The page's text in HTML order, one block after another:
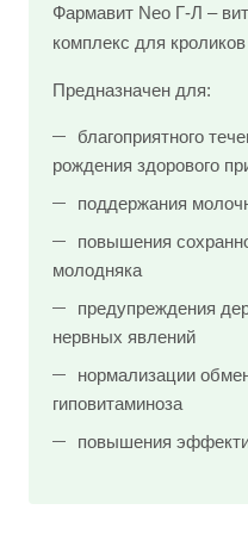
Фармавит Neo Г-Л –
комплекс для
Предназначен для:
благоприятного
рождения здорового
поддержания
повышения
молодняка
предупреждения
нервных явлений
нормализации
гиповитаминоза
повышения